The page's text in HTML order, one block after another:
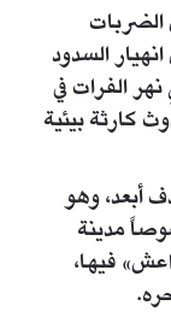
الضربات
السدود
الفرات في
كارثة بيئية
أبعد، وهو
مدينة
فيها،